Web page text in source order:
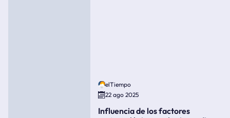
elTiempo
22 ago 2025
Influencia de los factores